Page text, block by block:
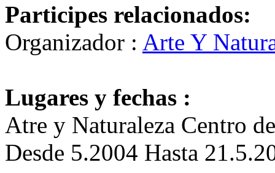
Participes relacionados:
Organizador : Arte Y
Lugares y fechas :
Atre y Naturaleza Centro
Desde 5.2004 Hasta